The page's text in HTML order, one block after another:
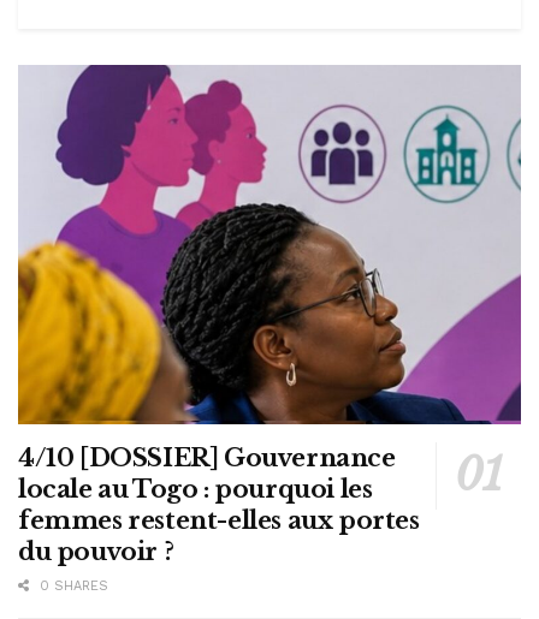
4/10 [DOSSIER] Gouvernance
locale au Togo : pourquoi les
femmes restent-elles aux portes
du pouvoir ?
0 SHARES